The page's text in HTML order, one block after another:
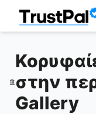
στην
Gallery